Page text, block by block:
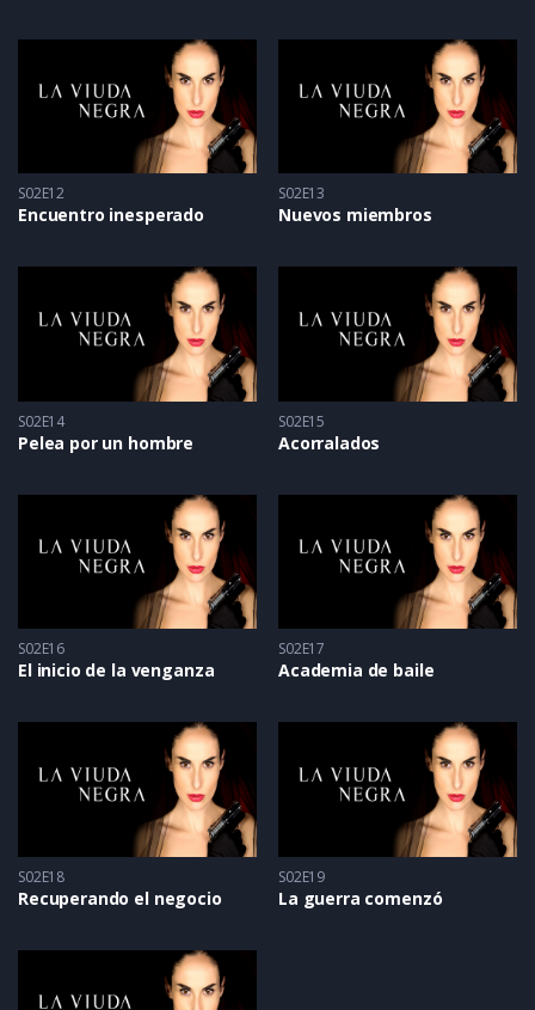
S02E12
Encuentro inesperado
S02E13
Nuevos miembros
S02E14
Pelea por un hombre
S02E15
Acorralados
S02E16
El inicio de la venganza
S02E17
Academia de baile
S02E18
Recuperando el negocio
S02E19
La guerra comenzó